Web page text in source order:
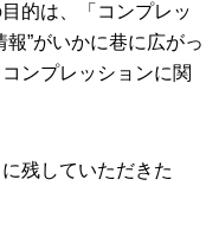
的は、「コンプレッ
”がいかに巷に広がっ
ンプレッションに関
残していただきた